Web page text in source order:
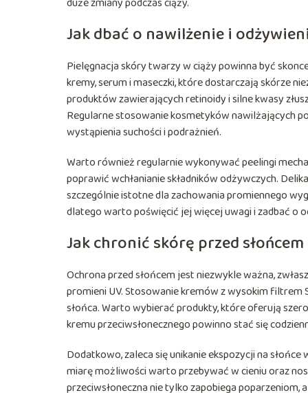
Jak dbać o nawilżenie i
Pielęgnacja skóry twarzy w ciąży powinna być
kremy, serum i maseczki, które dostarczają skórze
produktów zawierających retinoidy i silne kwasy
Regularne stosowanie kosmetyków nawilżających
wystąpienia suchości i podrażnień.
Warto również regularnie wykonywać peelingi
poprawić wchłanianie składników odżywczych.
szczególnie istotne dla zachowania promiennego
dlatego warto poświęcić jej więcej uwagi i zadbać o
Jak chronić skórę przed
Ochrona przed słońcem jest niezwykle ważna,
promieni UV. Stosowanie kremów z wysokim filtrem
słońca. Warto wybierać produkty, które oferują
kremu przeciwsłonecznego powinno stać się
Dodatkowo, zaleca się unikanie ekspozycji na słońce
miarę możliwości warto przebywać w cieniu oraz
przeciwsłoneczna nie tylko zapobiega